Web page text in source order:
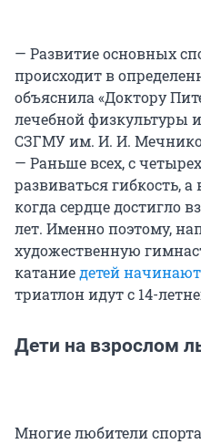
— Развитие основных
происходит в
объяснила «Доктору
лечебной физкультуры
СЗГМУ им. И. И.
— Раньше всех, с
развиваться гибкость,
когда сердце достигло
лет. Именно поэтому,
художественную
катаниедетей
триатлон идут с 14-
Дети на взрослом
Многие любители